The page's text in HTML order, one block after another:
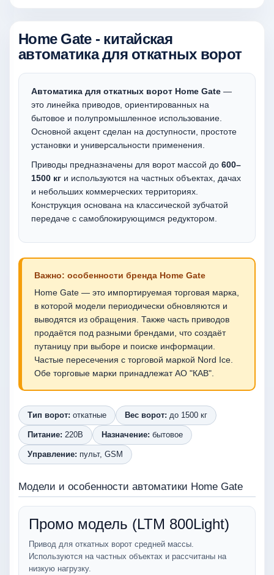
Home Gate - китайская
автоматика для откатных ворот
Автоматика для откатных ворот Home Gate —
это линейка приводов, ориентированных на
бытовое и полупромышленное использование.
Основной акцент сделан на доступности, простоте
установки и универсальности применения.
Приводы предназначены для ворот массой до 600–
1500 кг и используются на частных объектах, дачах
и небольших коммерческих территориях.
Конструкция основана на классической зубчатой
передаче с самоблокирующимся редуктором.
Важно: особенности бренда Home Gate
Home Gate — это импортируемая торговая марка,
в которой модели периодически обновляются и
выводятся из обращения. Также часть приводов
продаётся под разными брендами, что создаёт
путаницу при выборе и поиске информации.
Частые пересечения с торговой маркой Nord Ice.
Обе торговые марки принадлежат АО "КАВ".
Тип ворот: откатные Вес ворот: до 1500 кг
Питание: 220В Назначение: бытовое
Управление: пульт, GSM
Модели и особенности автоматики Home Gate
Промо модель (LTM 800Light)
Привод для откатных ворот средней массы.
Используются на частных объектах и рассчитаны на
низкую нагрузку.